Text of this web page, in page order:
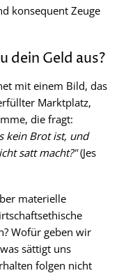
konsequent Zeuge
dein Geld aus?
mit einem Bild, das
Marktplatz,
die fragt:
kein Brot ist, und
satt macht?"(Jes
materielle
Wofür geben wir
sättigt uns
folgen nicht